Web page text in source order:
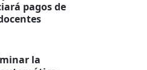
pagos de
la